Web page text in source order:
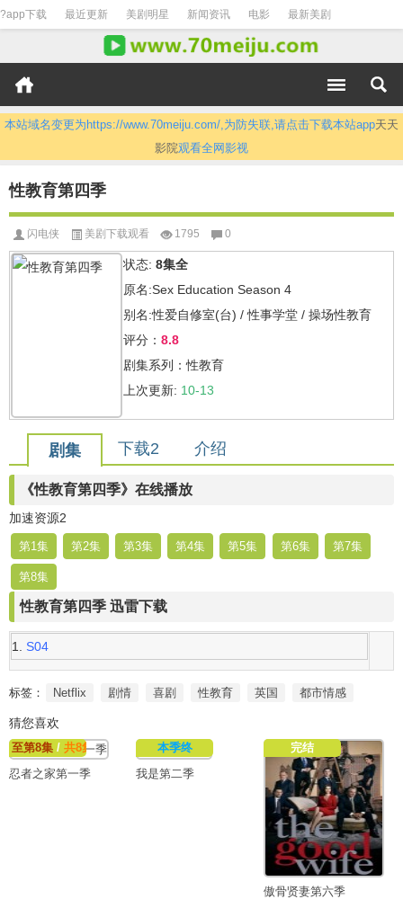
?app下载 最近更新 美剧明星 新闻资讯 电影 最新美剧
本站域名变更为https://www.70meiju.com/,为防失联,请点击下载本站app天天
影院观看全网影视
性教育第四季
闪电侠 美剧下载观看 1795 0
状态: 8集全
原名:Sex Education Season 4
别名:性爱自修室(台) / 性事学堂 / 操场性教育
评分： 8.8
剧集系列：性教育
上次更新: 10-13
剧集 下载2 介绍
《性教育第四季》在线播放
加速资源2
第1集 第2集 第3集 第4集 第5集 第6集 第7集
第8集
性教育第四季 迅雷下载
S04
标签： Netflix 剧情 喜剧 性教育 英国 都市情感
猜您喜欢
至第8集 / 共8集
忍者之家第一季
本季终
我是第二季
完结
傲骨贤妻第六季